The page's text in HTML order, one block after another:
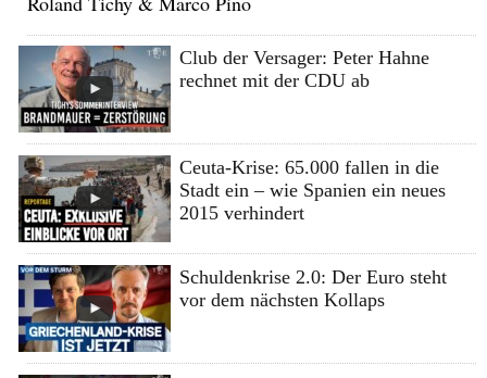
Club der Versager: Peter Hahne
rechnet mit der CDU ab
Ceuta-Krise: 65.000 fallen in die
Stadt ein – wie Spanien ein neues
2015 verhindert
Schuldenkrise 2.0: Der Euro steht
vor dem nächsten Kollaps